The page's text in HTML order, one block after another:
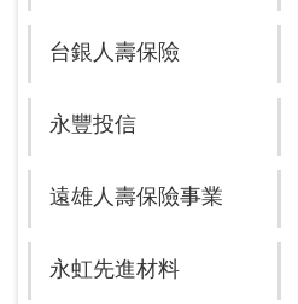
台銀人壽保險
永豐投信
遠雄人壽保險事業
永虹先進材料